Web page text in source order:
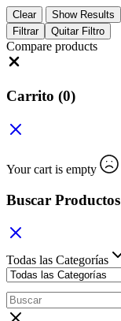
Clear
Show Results
Filtrar
Quitar Filtro
Compare products
Carrito (0)
Your cart is empty
Buscar Productos
Todas las Categorías